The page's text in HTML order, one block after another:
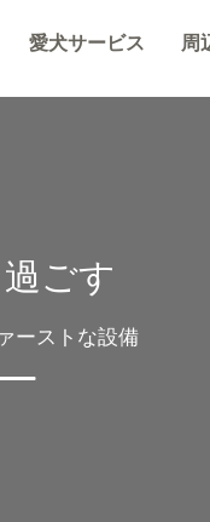
愛犬サービス 周
ごす
ーストな設備